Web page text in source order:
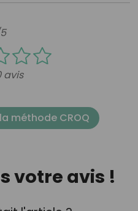
avis
méthode CROQ
votre avis !